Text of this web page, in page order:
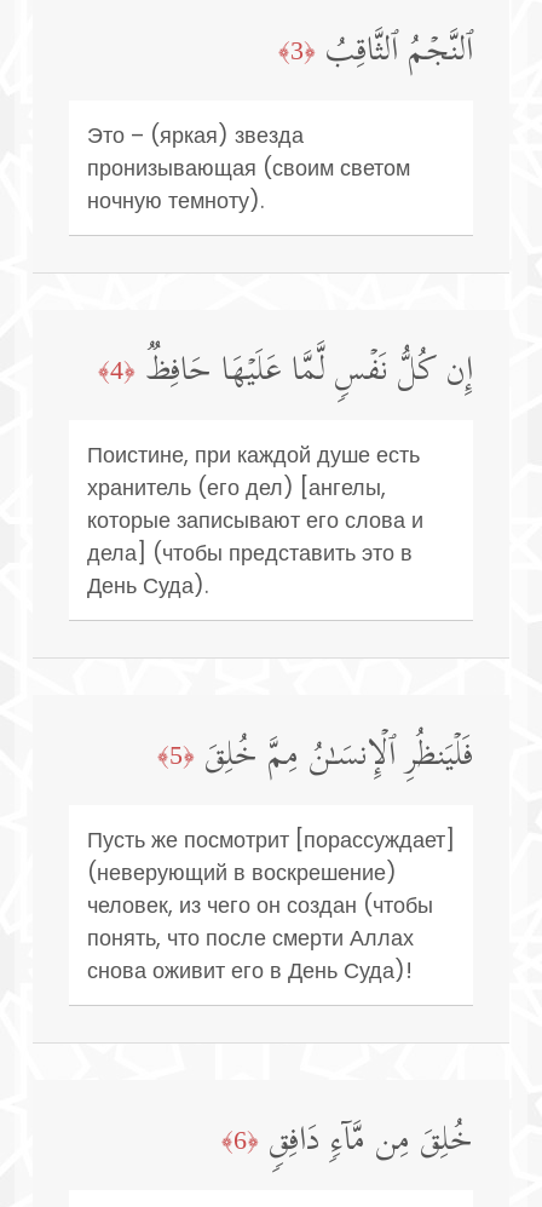
ٱلنَّجۡمُ ٱلثَّاقِبُ ﴿3﴾
Это – (яркая) звезда
пронизывающая (своим светом
ночную темноту).
إِن كُلُّ نَفۡسࣲ لَّمَّا عَلَیۡهَا حَافِظࣱ ﴿4﴾
Поистине, при каждой душе есть
хранитель (его дел) [ангелы,
которые записывают его слова и
дела] (чтобы представить это в
День Суда).
فَلۡیَنظُرِ ٱلۡإِنسَـٰنُ مِمَّ خُلِقَ ﴿5﴾
Пусть же посмотрит [порассуждает]
(неверующий в воскрешение)
человек, из чего он создан (чтобы
понять, что после смерти Аллах
снова оживит его в День Суда)!
خُلِقَ مِن مَّاۤءࣲ دَافِقࣲ ﴿6﴾